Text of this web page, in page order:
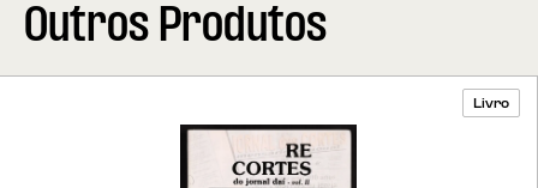
Outros Produtos
Livro